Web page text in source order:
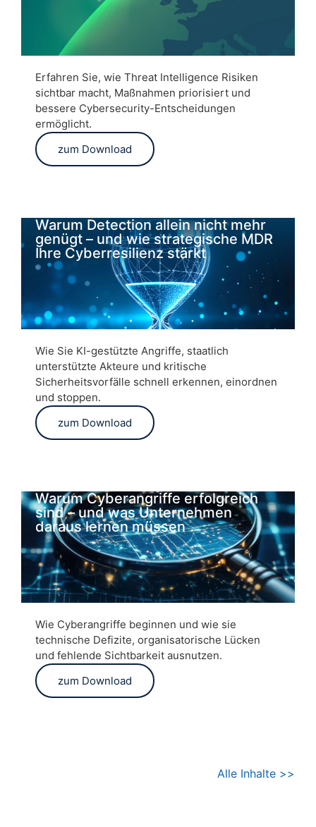
Erfahren Sie, wie Threat Intelligence Risiken
sichtbar macht, Maßnahmen priorisiert und
bessere Cybersecurity-Entscheidungen
ermöglicht.
zum Download
Warum Detection allein nicht mehr
genügt – und wie strategische MDR
Ihre Cyberresilienz stärkt
Wie Sie KI-gestützte Angriffe, staatlich
unterstützte Akteure und kritische
Sicherheitsvorfälle schnell erkennen, einordnen
und stoppen.
zum Download
Warum Cyberangriffe erfolgreich
sind – und was Unternehmen
daraus lernen müssen
Wie Cyberangriffe beginnen und wie sie
technische Defizite, organisatorische Lücken
und fehlende Sichtbarkeit ausnutzen.
zum Download
Alle Inhalte >>